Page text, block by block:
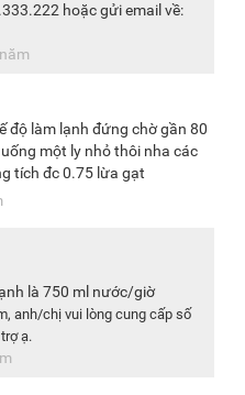
hoặc gửi email về:
độ làm lạnh đứng chờ gần 80
một ly nhỏ thôi nha các
tích đc 0.75 lừa gạt
là 750 ml nước/giờ
anh/chị vui lòng cung cấp số
ạ.